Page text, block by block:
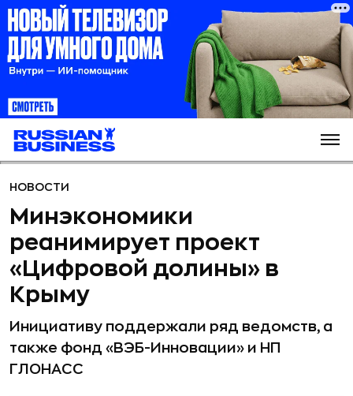
НОВОСТИ
Минэкономики
реанимирует проект
«Цифровой долины» в
Крыму
Инициативу поддержали ряд ведомств, а
также фонд «ВЭБ-Инновации» и НП
ГЛОНАСС